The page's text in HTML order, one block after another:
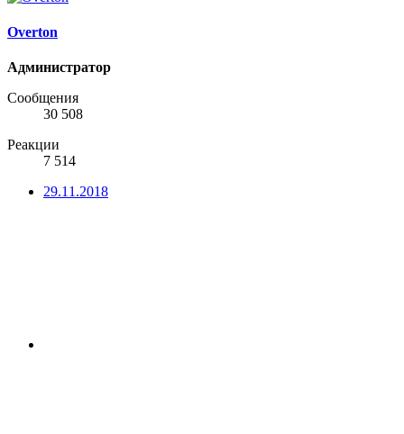
Overton
Администратор
Сообщения
30 508
Реакции
7 514
29.11.2018